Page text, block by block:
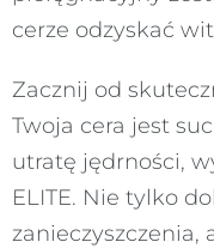
cerze odzyskać
Zacznij od
Twoja cera jest
utratę jędrności,
ELITE. Nie tylko
zanieczyszczenia,